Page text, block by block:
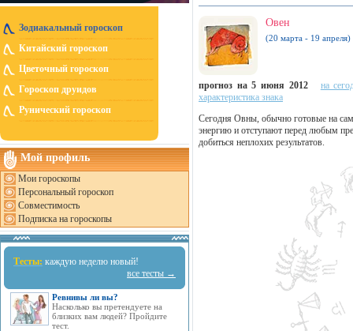
Зодиакальный гороскоп
Китайский гороскоп
Цветочный гороскоп
Гороскоп друидов
Рунический гороскоп
Мой профиль
Мои гороскопы
Персональный гороскоп
Совместимость
Подписка на гороскопы
Тесты: каждую неделю новый!
все тесты →
Ревнивы ли вы?
Насколько вы претендуете на
близких вам людей? Пройдите
тест.
Овен
(20 марта - 19 апреля)
прогноз на 5 июня 2012
на
характеристика знака
Сегодня Овны, обычно готовые на
энергию и отступают перед любым
добиться неплохих результатов.